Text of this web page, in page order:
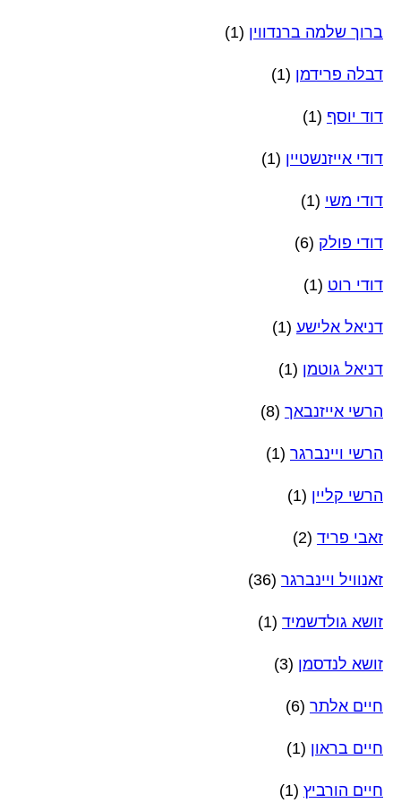
ברוך שלמה ברנדווין (1)
דבלה פרידמן (1)
דוד יוסף (1)
דודי אייזנשטיין (1)
דודי משי (1)
דודי פולק (6)
דודי רוט (1)
דניאל אלישע (1)
דניאל גוטמן (1)
הרשי אייזנבאך (8)
הרשי ויינברגר (1)
הרשי קליין (1)
זאבי פריד (2)
זאנוויל ויינברגר (36)
זושא גולדשמיד (1)
זושא לנדסמן (3)
חיים אלתר (6)
חיים בראון (1)
חיים הורביץ (1)